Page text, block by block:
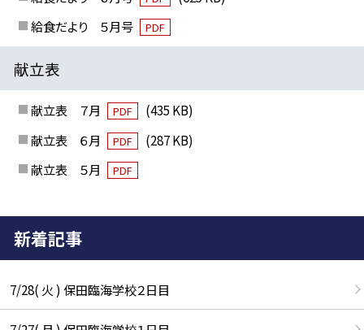
給食だより ５月号
PDF
献立表
献立表 ７月 PDF
(435 KB)
献立表 ６月
PDF
(287 KB)
献立表 ５月
PDF
新着記事
7/28( 火 ) 保田臨海学校２日目